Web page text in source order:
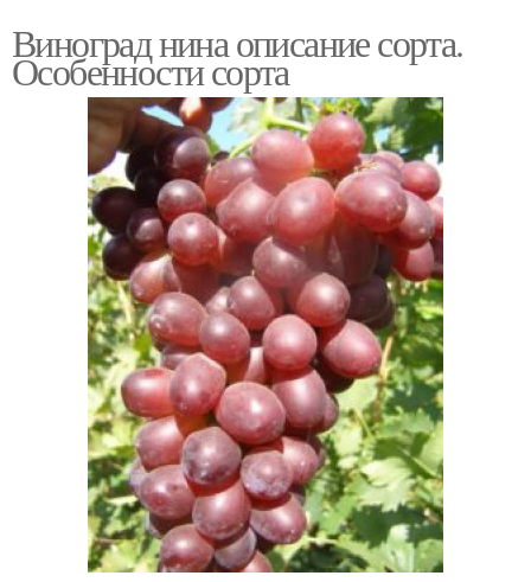
Виноград нина описание сорта.
Особенности сорта